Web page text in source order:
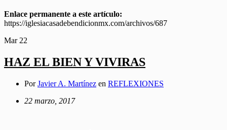
Enlace permanente a este artículo:
https://iglesiacasadebendicionmx.com/archivos/687
Mar 22
HAZ EL BIEN Y VIVIRAS
PorJavier A. Martínez en REFLEXIONES
22 marzo, 2017